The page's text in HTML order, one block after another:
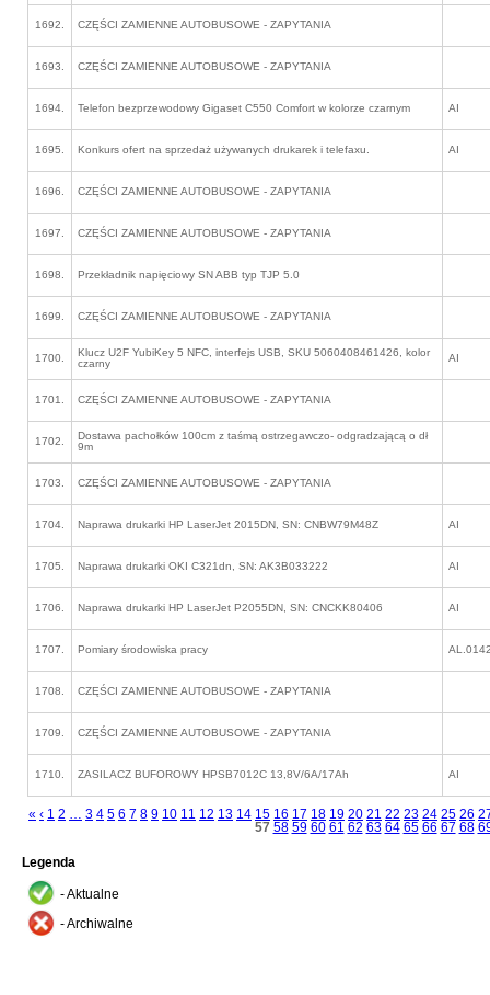
1692. CZĘŚCI ZAMIENNE AUTOBUSOWE - ZAPYTANIA
1693. CZĘŚCI ZAMIENNE AUTOBUSOWE - ZAPYTANIA
1694. Telefon bezprzewodowy Gigaset C550 Comfort w kolorze czarnym AI
1695. Konkurs ofert na sprzedaż używanych drukarek i telefaxu. AI
1696. CZĘŚCI ZAMIENNE AUTOBUSOWE - ZAPYTANIA
1697. CZĘŚCI ZAMIENNE AUTOBUSOWE - ZAPYTANIA
1698. Przekładnik napięciowy SN ABB typ TJP 5.0
1699. CZĘŚCI ZAMIENNE AUTOBUSOWE - ZAPYTANIA
1700.
Klucz U2F YubiKey 5 NFC, interfejs USB, SKU 5060408461426, kolor
czarny
AI
1701. CZĘŚCI ZAMIENNE AUTOBUSOWE - ZAPYTANIA
1702.
Dostawa pachołków 100cm z taśmą ostrzegawczo- odgradzającą o dł
9m
1703. CZĘŚCI ZAMIENNE AUTOBUSOWE - ZAPYTANIA
1704. Naprawa drukarki HP LaserJet 2015DN, SN: CNBW79M48Z AI
1705. Naprawa drukarki OKI C321dn, SN: AK3B033222 AI
1706. Naprawa drukarki HP LaserJet P2055DN, SN: CNCKK80406 AI
1707. Pomiary środowiska pracy
1708. CZĘŚCI ZAMIENNE AUTOBUSOWE - ZAPYTANIA
1709. CZĘŚCI ZAMIENNE AUTOBUSOWE - ZAPYTANIA
1710. ZASILACZ BUFOROWY HPSB7012C 13,8V/6A/17Ah AI
« ‹ 1 2 … 3 4 5 6 7 8 9 10 11 12 13 14 15 16 17 18 19 20 21 22 23 24 25 26
57 58 59 60 61 62 63 64 65 66 67 68
Legenda
- Aktualne
- Archiwalne